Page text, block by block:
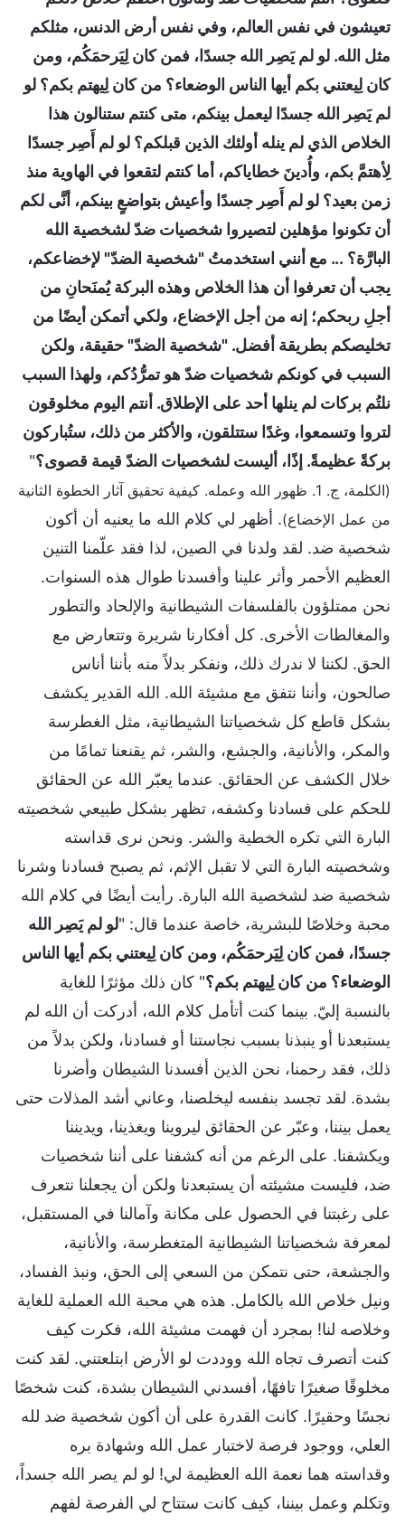
تعيشون في نفس العالم، وفي نفس أرض الدنس، مثلكم
مثل الله. لو لم يَصِر الله جسدًا، فمن كان لِيَرحمَكُم، ومن
كان لِيعتني بكم أيها الناس الوضعاء؟ من كان لِيهتم بكم؟ لو
لم يَصِر الله جسدًا ليعمل بينكم، متى كنتم ستنالون هذا
الخلاص الذي لم ينله أولئك الذين قبلكم؟ لو لم أَصِر جسدًا
لِأهتمَّ بكم، وأُدينَ خطاياكم، أما كنتم لتقعوا في الهاوية منذ
زمن بعيد؟ لو لم أَصِر جسدًا وأعيش بتواضعٍ بينكم، أنَّى لكم
أن تكونوا مؤهلين لتصيروا شخصيات ضدّ لشخصية الله
البارَّة؟ ... مع أنني استخدمتُ "شخصية الضدّ" لإخضاعكم،
يجب أن تعرفوا أن هذا الخلاص وهذه البركة يُمنَحانِ من
أجلِ ربحكم؛ إنه من أجل الإخضاع، ولكي أتمكن أيضًا من
تخليصكم بطريقة أفضل. "شخصية الضدّ" حقيقة، ولكن
السبب في كونكم شخصيات ضدّ هو تمرُّدُكم، ولهذا السبب
نلتُم بركات لم ينلها أحد على الإطلاق. أنتم اليوم مخلوقون
لتروا وتسمعوا، وغدًا ستتلقون، والأكثر من ذلك، ستُباركون
بركةً عظيمةً. إذًا، أليست لشخصيات الضدّ قيمة قصوى؟"
(الكلمة، ج. 1. ظهور الله وعمله. كيفية تحقيق آثار الخطوة الثانية
من عمل الإخضاع). أظهر لي كلام الله ما يعنيه أن أكون
شخصية ضد. لقد ولدنا في الصين، لذا فقد علّمنا التنين
العظيم الأحمر وأثر علينا وأفسدنا طوال هذه السنوات.
نحن ممتلؤون بالفلسفات الشيطانية والإلحاد والتطور
والمغالطات الأخرى. كل أفكارنا شريرة وتتعارض مع
الحق. لكننا لا ندرك ذلك، ونفكر بدلاً منه بأننا أناس
صالحون، وأننا نتفق مع مشيئة الله. الله القدير يكشف
بشكل قاطع كل شخصياتنا الشيطانية، مثل الغطرسة
والمكر، والأنانية، والجشع، والشر، ثم يقنعنا تمامًا من
خلال الكشف عن الحقائق. عندما يعبّر الله عن الحقائق
للحكم على فسادنا وكشفه، تظهر بشكل طبيعي شخصيته
البارة التي تكره الخطية والشر. ونحن نرى قداسته
وشخصيته البارة التي لا تقبل الإثم، ثم يصبح فسادنا وشرنا
شخصية ضد لشخصية الله البارة. رأيت أيضًا في كلام الله
محبة وخلاصًا للبشرية، خاصة عندما قال: "لو لم يَصِر الله
جسدًا، فمن كان لِيَرحمَكُم، ومن كان لِيعتني بكم أيها الناس
الوضعاء؟ من كان لِيهتم بكم؟" كان ذلك مؤثرًا للغاية
بالنسبة إليّ. بينما كنت أتأمل كلام الله، أدركت أن الله لم
يستبعدنا أو ينبذنا بسبب نجاستنا أو فسادنا، ولكن بدلاً من
ذلك، فقد رحمنا، نحن الذين أفسدنا الشيطان وأضرنا
بشدة. لقد تجسد بنفسه ليخلصنا، وعاني أشد المذلات حتى
يعمل بيننا، وعبّر عن الحقائق ليروينا ويغذينا، ويديننا
ويكشفنا. على الرغم من أنه كشفنا على أننا شخصيات
ضد، فليست مشيئته أن يستبعدنا ولكن أن يجعلنا نتعرف
على رغبتنا في الحصول على مكانة وآمالنا في المستقبل،
لمعرفة شخصياتنا الشيطانية المتغطرسة، والأنانية،
والجشعة، حتى نتمكن من السعي إلى الحق، ونبذ الفساد،
ونيل خلاص الله بالكامل. هذه هي محبة الله العملية للغاية
وخلاصه لنا! بمجرد أن فهمت مشيئة الله، فكرت كيف
كنت أتصرف تجاه الله ووددت لو الأرض ابتلعتني. لقد كنت
مخلوقًا صغيرًا تافهًا، أفسدني الشيطان بشدة، كنت شخصًا
نجسًا وحقيرًا. كانت القدرة على أن أكون شخصية ضد لله
العلي، ووجود فرصة لاختبار عمل الله وشهادة بره
وقداسته هما نعمة الله العظيمة لي! لو لم يصر الله جسداً،
وتكلم وعمل بيننا، كيف كانت ستتاح لي الفرصة لفهم